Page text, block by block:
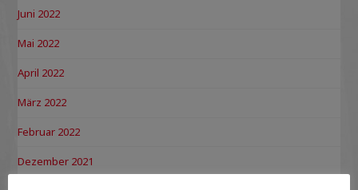
Juni 2022
Mai 2022
April 2022
März 2022
Februar 2022
Dezember 2021